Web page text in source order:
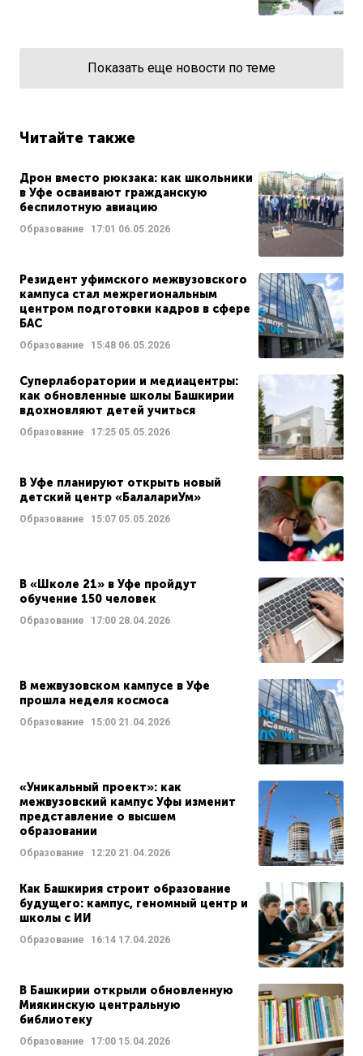
Показать еще новости по теме
Читайте также
Дрон вместо рюкзака: как школьники
в Уфе осваивают гражданскую
беспилотную авиацию
Образование 17:01 06.05.2026
Резидент уфимского межвузовского
кампуса стал межрегиональным
центром подготовки кадров в сфере
БАС
Образование 15:48 06.05.2026
Суперлаборатории и медиацентры:
как обновленные школы Башкирии
вдохновляют детей учиться
Образование 17:25 05.05.2026
В Уфе планируют открыть новый
детский центр «БалалариУм»
Образование 15:07 05.05.2026
В «Школе 21» в Уфе пройдут
обучение 150 человек
Образование 17:00 28.04.2026
В межвузовском кампусе в Уфе
прошла неделя космоса
Образование 15:00 21.04.2026
«Уникальный проект»: как
межвузовский кампус Уфы изменит
представление о высшем
образовании
Образование 12:20 21.04.2026
Как Башкирия строит образование
будущего: кампус, геномный центр и
школы с ИИ
Образование 16:14 17.04.2026
В Башкирии открыли обновленную
Миякинскую центральную
библиотеку
Образование 17:00 15.04.2026